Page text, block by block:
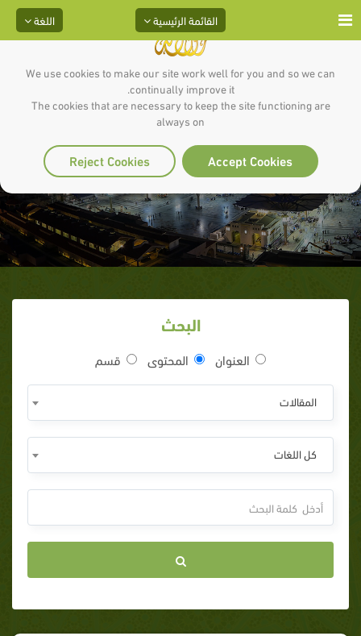
We use cookies to make our site work well for you and so we can
continually improve it.
The cookies that are necessary to keep the site functioning are
always on
Accept Cookies
Reject Cookies
اللغة القائمة الرئيسية
الصلاة
البحث
العنوان المحتوى قسم
المقالات
كل اللغات